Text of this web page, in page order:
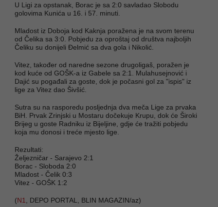
U Ligi za opstanak, Borac je sa 2:0 savladao Slobodu
golovima Kunića u 16. i 57. minuti.
Mladost iz Doboja kod Kaknja poražena je na svom terenu
od Čelika sa 3:0. Pobjedu za oproštaj od društva najboljih
Čeliku su donijeli Đelmić sa dva gola i Nikolić.
Vitez, također od naredne sezone drugoligaš, poražen je
kod kuće od GOŠK-a iz Gabele sa 2:1. Mulahusejnović i
Dajić su pogađali za goste, dok je počasni gol za "ispis" iz
lige za Vitez dao Šivšić.
Sutra su na rasporedu posljednja dva meča Lige za prvaka
BiH. Prvak Zrinjski u Mostaru dočekuje Krupu, dok će Široki
Brijeg u goste Radniku iz Bijeljine, gdje će tražiti pobjedu
koja mu donosi i treće mjesto lige.
Rezultati:
Željezničar - Sarajevo 2:1
Borac - Sloboda 2:0
Mladost - Čelik 0:3
Vitez - GOŠK 1:2
(N1 , DEPO PORTAL, BLIN MAGAZIN/az)